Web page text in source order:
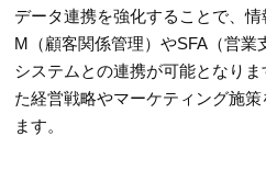
データ連携を強化することで、
M（顧客関係管理）やSFA（営
システムとの連携が可能となり
た経営戦略やマーケティング施
ます。